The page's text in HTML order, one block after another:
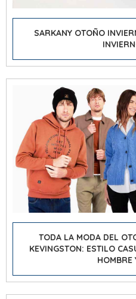
SARKANY OTOÑO
TODA LA MODA DEL
KEVINGSTON: ESTILO
HOMBRE